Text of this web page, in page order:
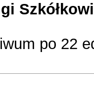
po 22